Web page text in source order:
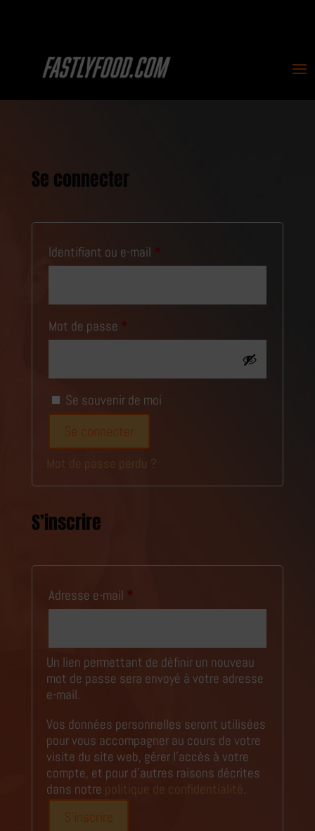
Se connecter
Identifiant ou e-mail
Mot de passe *Obligatoire
Se souvenir de moi
Se connecter
Mot de passe perdu ?
S’inscrire
Adresse e-mail *Obligatoire
Un lien permettant de définir un nouveau
mot de passe sera envoyé à votre adresse
e-mail.
Vos données personnelles seront utilisées
pour vous accompagner au cours de votre
visite du site web, gérer l’accès à votre
compte, et pour d’autres raisons décrites
dans notre politique de confidentialité.
S’inscrire